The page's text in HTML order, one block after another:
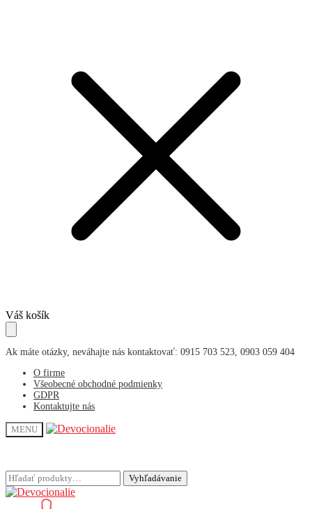
Skip
to
navigation
Skip
to
content
Váš košík
Ak máte otázky, neváhajte nás kontaktovať: 0915 703 523, 0903 059 404
O firme
Všeobecné obchodné podmienky
GDPR
Kontaktujte nás
MENU
Hľadať: Vyhľadávanie
Hľadať: Vyhľadávanie